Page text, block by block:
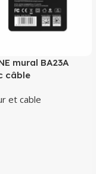
mural BA23A
câble
et cable